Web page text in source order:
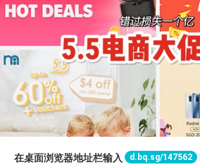
在桌面浏览器地址栏输入 d.bq.sg/147562